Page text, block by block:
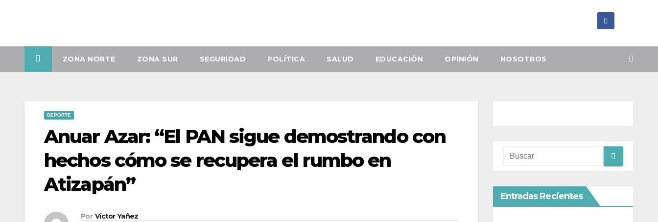
ZONA NORTE ZONA SUR SEGURIDAD POLÍTICA SALUD EDUCACIÓN OPINIÓN NOSOTROS
DEPORTE
Anuar Azar: “El PAN sigue demostrando con
hechos cómo se recupera el rumbo en
Atizapán”
Por Víctor Yañez
Entradas Recientes